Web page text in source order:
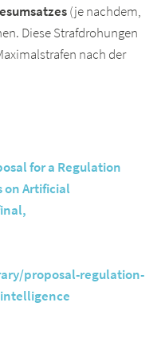
(je nachdem,
Diese Strafdrohungen
nach der
for a Regulation
on Artificial
proposal-regulation-